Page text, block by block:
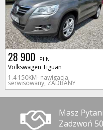
28 900 PLN
Volkswagen Tiguan
1.4 150KM- nawigacja,
serwisowany, ZADBANY
Masz
Zadzwoń